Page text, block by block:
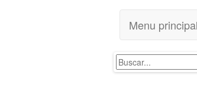
Menu principal